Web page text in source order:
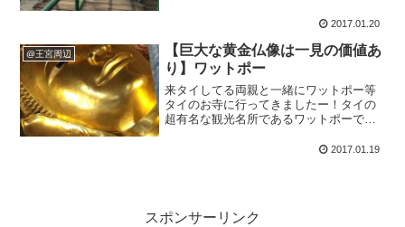
「豊穣の海」第3巻の舞台でもあります。
きだったそうです…船で渡る...
2017.01.20
@王宮周辺
【巨大な黄金仏像は一見の価値あ
り】ワットポー
来タイしてる両親と一緒にワットポー等
タイのお寺に行ってきましたー！タイの
超有名な観光名所であるワットポーです
んでると地元の観光スポットってなかな
2017.01.19
スポンサーリンク